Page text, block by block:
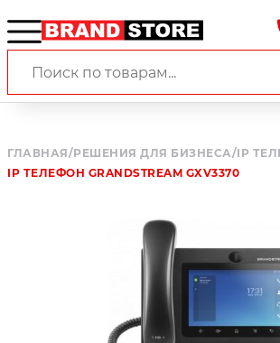
ГЛАВНАЯ/РЕШЕНИЯ ДЛЯ БИЗНЕСА/IP
IP ТЕЛЕФОН GRANDSTREAM GXV3370